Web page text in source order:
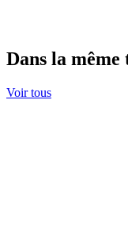
Dans la même
Voir tous